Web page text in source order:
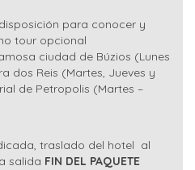
para conocer y
tour opcional
ciudad de Búzios (Lunes
dos Reis (Martes, Jueves y
de Petropolis (Martes –
traslado del hotel al
salida FIN DEL PAQUETE